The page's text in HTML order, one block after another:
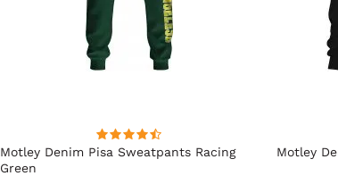
Motley Denim Pisa Sweatpants Racing
Green
Motley